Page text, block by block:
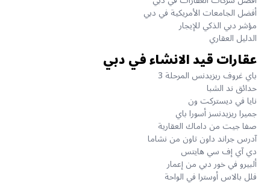
أفضل الجامعات الأمريكية في دبي
مؤشر دبي الذكي للإيجار
الدليل العقاري
عقارات قيد الانشاء في دبي
باي غروف ريزيدنس المرحلة 3
حدائق ند الشبا
نايا في ديستركت ون
جميرا ريزيدنسز أسورا باي
صفا جيت من داماك العقارية
آدرس جراند داون تاون من نشاما
دي آي إف سي هايتس
ألبيرو في خور دبي من إعمار
فلل بالاس أوسترا في الواحة